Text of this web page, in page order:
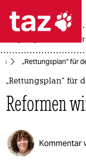
 taz
themen
politik
öko
gesellschaft
usa
„Rettungsplan“ für
„Rettungsplan“ für
Reformen
Kommentar